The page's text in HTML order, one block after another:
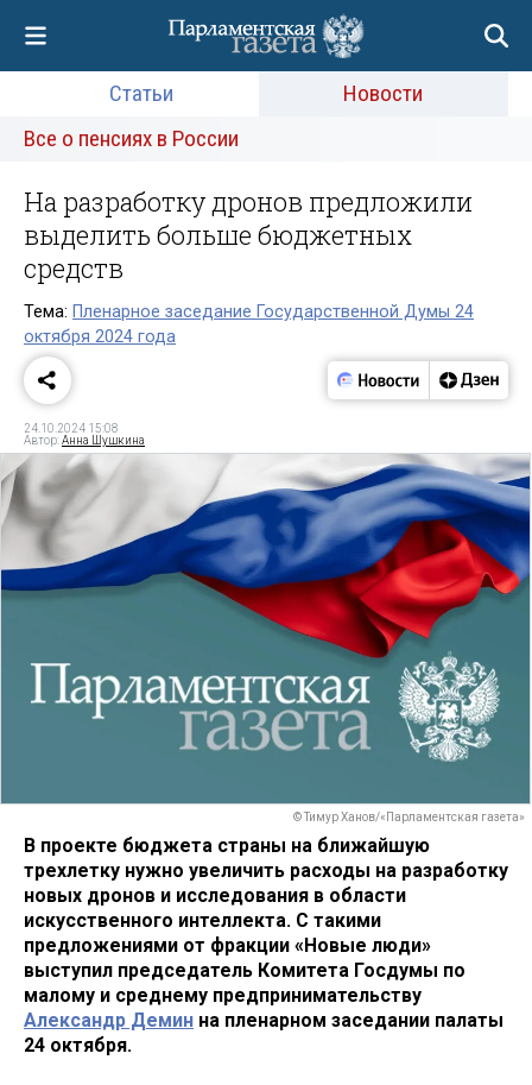
Статьи
Новости
Все о пенсиях в России
На разработку дронов предложили
выделить больше бюджетных
средств
Тема: Пленарное заседание Государственной Думы 24
октября 2024 года
24.10.2024 15:08
Автор:Анна Шушкина
© Тимур Ханов/«Парламентская газета»
В проекте бюджета страны на ближайшую
трехлетку нужно увеличить расходы на разработку
новых дронов и исследования в области
искусственного интеллекта. С такими
предложениями от фракции «Новые люди»
выступил председатель Комитета Госдумы по
малому и среднему предпринимательству
Александр Демин на пленарном заседании палаты
24 октября.